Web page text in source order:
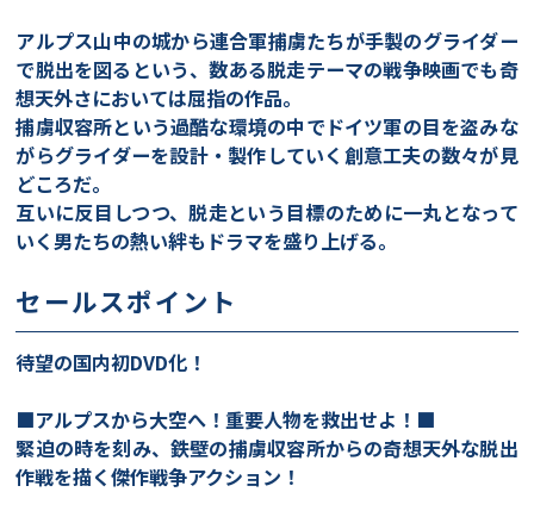
アルプス山中の城から連合軍捕虜たちが手製のグライダー
で脱出を図るという、数ある脱走テーマの戦争映画でも奇
想天外さにおいては屈指の作品。
捕虜収容所という過酷な環境の中でドイツ軍の目を盗みな
がらグライダーを設計・製作していく創意工夫の数々が見
どころだ。
互いに反目しつつ、脱走という目標のために一丸となって
いく男たちの熱い絆もドラマを盛り上げる。
セールスポイント
待望の国内初DVD化！
■アルプスから大空へ！重要人物を救出せよ！■
緊迫の時を刻み、鉄壁の捕虜収容所からの奇想天外な脱出
作戦を描く傑作戦争アクション！